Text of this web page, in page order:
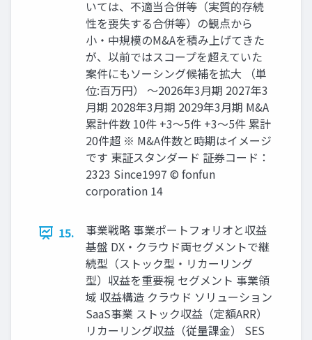
いては、不適当合併等（実質的存続
性を喪失する合併等）の観点から
小・中規模のM&Aを積み上げてきた
が、以前ではスコープを超えていた
案件にもソーシング候補を拡大 （単
位:百万円） ～2026年3月期 2027年3
月期 2028年3月期 2029年3月期 M&A
累計件数 10件 +3～5件 +3～5件 累計
20件超 ※ M&A件数と時期はイメージ
です 東証スタンダード 証券コード：
2323 Since1997 © fonfun
corporation 14
15.
事業戦略 事業ポートフォリオと収益
基盤 DX・クラウド両セグメントで継
続型（ストック型・リカーリング
型）収益を重要視 セグメント 事業領
域 収益構造 クラウド ソリューション
SaaS事業 ストック収益（定額ARR）
リカーリング収益（従量課金） SES